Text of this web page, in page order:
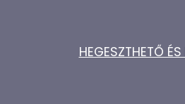
HEGESZTHETŐ